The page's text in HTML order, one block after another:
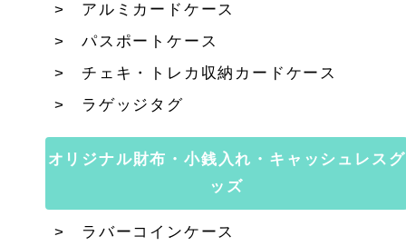
アルミカードケース
パスポートケース
チェキ・トレカ収納カードケース
ラゲッジタグ
オリジナル財布・小銭入れ・キャッシュレスグ
ッズ
ラバーコインケース